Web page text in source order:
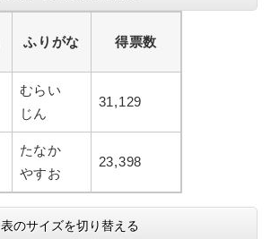
ふりがな 得票数
むらい
じん
31,129
たなか
やすお
23,398
表のサイズを切り替える